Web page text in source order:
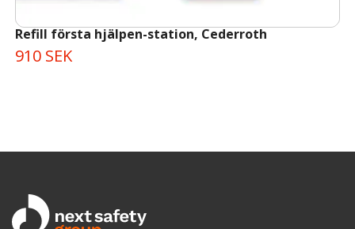
Refill första hjälpen-station, Cederroth
910 SEK